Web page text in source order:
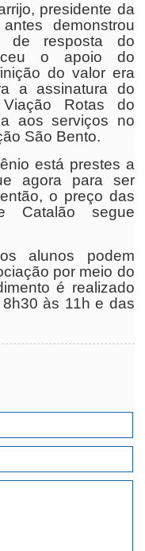
presidente da
demonstrou
de resposta do
o apoio do
do valor era
a assinatura do
Rotas do
aos serviços no
São Bento.
está prestes a
agora para ser
o preço das
Catalão segue
alunos podem
por meio do
é realizado
às 11h e das